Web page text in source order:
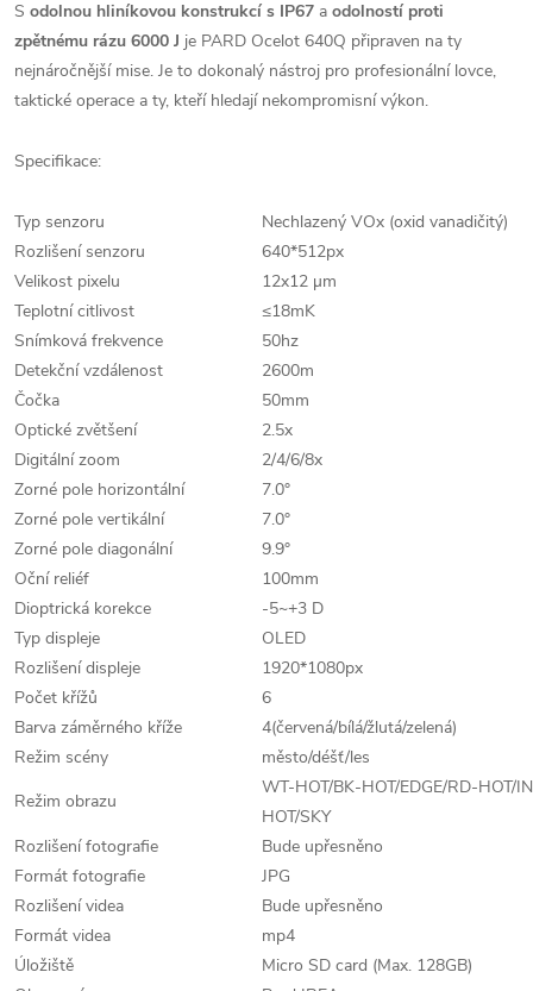
S odolnou hliníkovou konstrukcí s IP67 a odolností proti
zpětnému rázu 6000 J je PARD Ocelot 640Q připraven na ty
nejnáročnější mise. Je to dokonalý nástroj pro profesionální lovce,
taktické operace a ty, kteří hledají nekompromisní výkon.
Specifikace:
Typ senzoru
Nechlazený VOx (oxid vanadičitý)
Rozlišení senzoru
640*512px
Velikost pixelu
12x12 µm
Teplotní citlivost
≤18mK
Snímková frekvence
50hz
Detekční vzdálenost
2600m
Čočka
50mm
Optické zvětšení
2.5x
Digitální zoom
2/4/6/8x
Zorné pole horizontální
7.0°
Zorné pole vertikální
7.0°
Zorné pole diagonální
9.9°
Oční reliéf
100mm
Dioptrická korekce
-5~+3 D
Typ displeje
OLED
Rozlišení displeje
1920*1080px
Počet křížů
6
Barva záměrného kříže
4(červená/bílá/žlutá/zelená)
Režim scény
město/déšť/les
Režim obrazu
WT-HOT/BK-HOT/EDGE/RD-HOT/
HOT/SKY
Rozlišení fotografie
Bude upřesněno
Formát fotografie
JPG
Rozlišení videa
Bude upřesněno
Formát videa
mp4
Úložiště
Micro SD card (Max. 128GB)